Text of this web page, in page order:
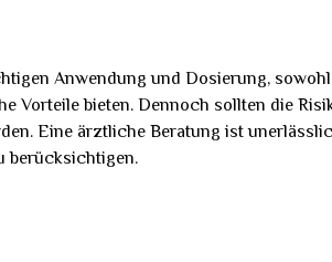
Anwendung und Dosierung,
Vorteile bieten. Dennoch sollten die
Eine ärztliche Beratung ist
berücksichtigen.